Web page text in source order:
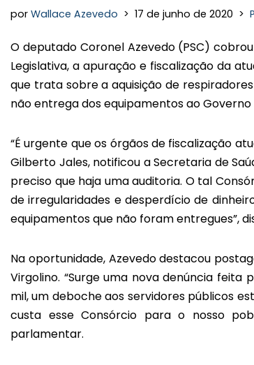
por Wallace Azevedo 17 de junho de 2020
O deputado Coronel Azevedo (PSC)
Legislativa, a apuração e fiscalização da
que trata sobre a aquisição de
não entrega dos equipamentos ao
“É urgente que os órgãos de fiscalização
Gilberto Jales, notificou a Secretaria de
preciso que haja uma auditoria. O tal
de irregularidades e desperdício de
equipamentos que não foram entregues”,
Na oportunidade, Azevedo destacou
Virgolino. “Surge uma nova denúncia feita
mil, um deboche aos servidores públicos
custa esse Consórcio para o nosso
parlamentar.